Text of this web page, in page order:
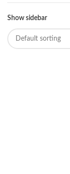
Show sidebar